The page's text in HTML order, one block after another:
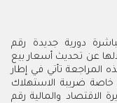
دورية جديدة رقم
2024، أعلنت من خلالها عن تحديث أسعار بيع
للعموم ابتداءً من فاتح يناير 2025. هذه المراجعة تأتي في إطار
خاصة ضريبة الاستهلاك
الاقتصاد والمالية رقم